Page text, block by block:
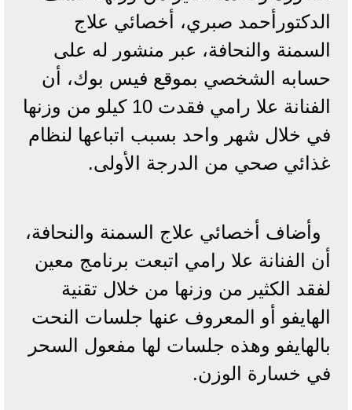
الدكتورأحمد صبري، أخصائي علاج
السمنة والنحافة، عبر منشور له على
حسابه الشخصي بموقع فيس بوك، أن
الفنانة علا رامي فقدت 10 كيلو من وزنها
في خلال شهر واحد بسبب اتباعها لنظام
غذائي صحي من الدرجة الأولى.
وأضاف أخصائي علاج السمنة والنحافة،
أن الفنانة علا رامي اتبعت برنامج معين
لفقد الكثير من وزنها من خلال تقنية
الهايفو أو المعروف عنها جلسات النحت
بالهايفو وهذه جلسات لها مفعول السحر
في خسارة الوزن.